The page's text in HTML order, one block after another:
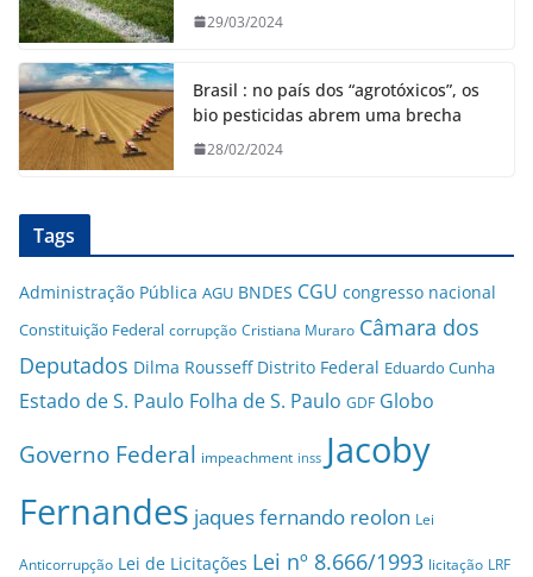
29/03/2024
Brasil : no país dos “agrotóxicos”, os
bio pesticidas abrem uma brecha
28/02/2024
Tags
Administração Pública AGU BNDES CGU congresso nacional
Constituição Federal corrupção Cristiana Muraro Câmara dos
Deputados Dilma Rousseff Distrito Federal Eduardo Cunha
Estado de S. Paulo Folha de S. Paulo GDF Globo
Governo Federal impeachment inss Jacoby
Fernandes jaques fernando reolon Lei
Anticorrupção Lei de Licitações Lei nº 8.666/1993 licitação LRF